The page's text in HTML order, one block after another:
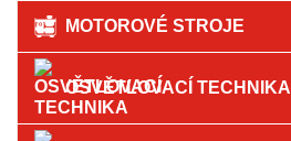
MOTOROVÉ STROJE
OSVĚTLOVACÍ TECHNIKA